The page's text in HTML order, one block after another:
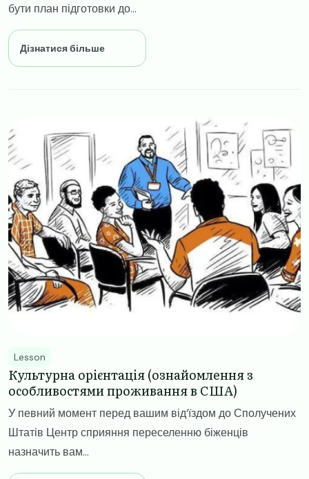
бути план підготовки до...
Дізнатися більше
Image
Lesson
Культурна орієнтація (ознайомлення з
особливостями проживання в США)
У певний момент перед вашим від’їздом до Сполучених
Штатів Центр сприяння переселенню біженців
назначить вам...